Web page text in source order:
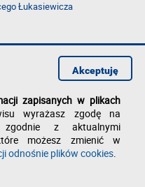
Łukasiewicza
zapisanych w plikach
wyrażasz zgodę na
z aktualnymi
możesz zmienić w
odnośnie plików cookies.
Akceptuję